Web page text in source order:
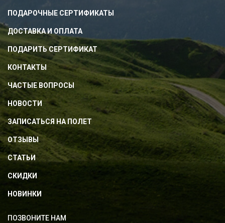
ПОДАРОЧНЫЕ СЕРТИФИКАТЫ
ДОСТАВКА И ОПЛАТА
ПОДАРИТЬ СЕРТИФИКАТ
КОНТАКТЫ
ЧАСТЫЕ ВОПРОСЫ
НОВОСТИ
ЗАПИСАТЬСЯ НА ПОЛЕТ
ОТЗЫВЫ
СТАТЬИ
СКИДКИ
НОВИНКИ
ПОЗВОНИТЕ НАМ